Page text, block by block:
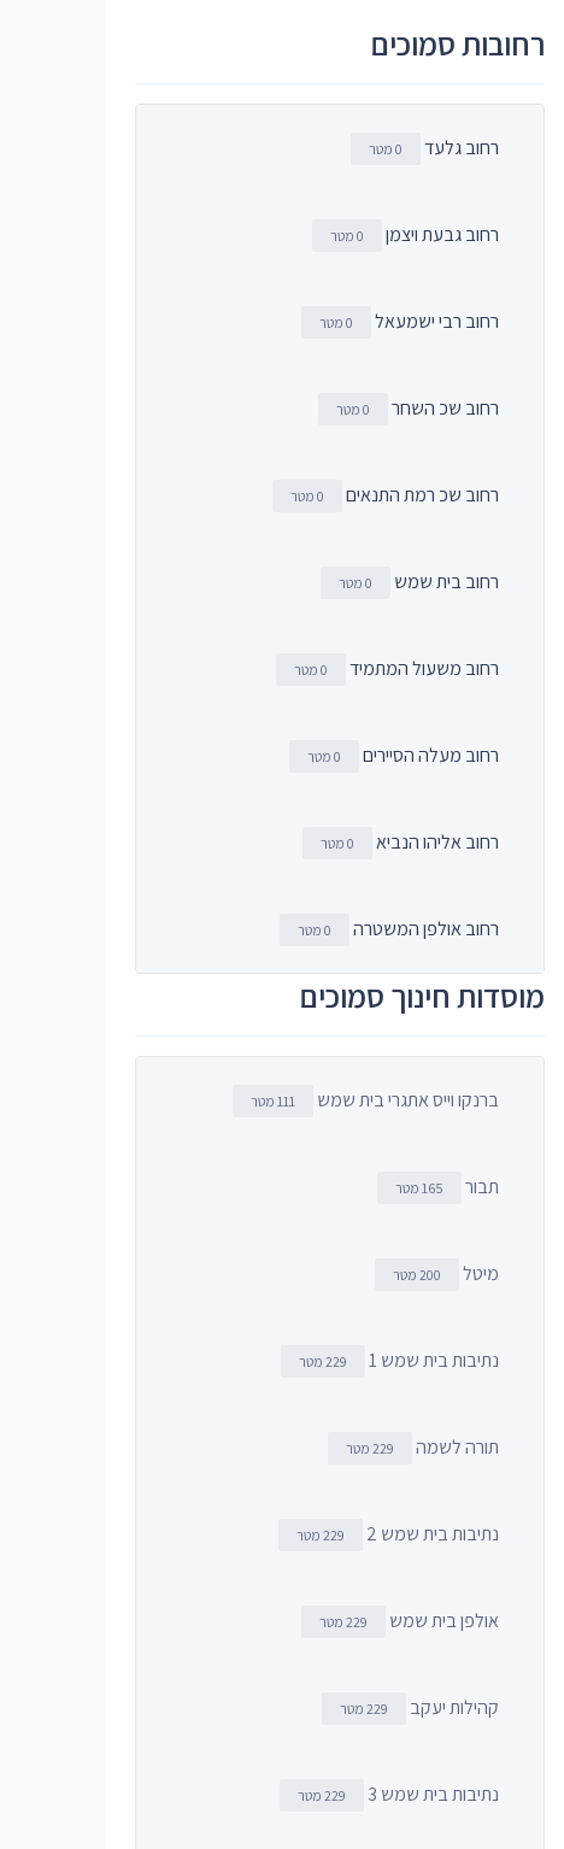
רחובות סמוכים
רחוב גלעד 0 מטר
רחוב גבעת ויצמן 0 מטר
רחוב רבי ישמעאל 0 מטר
רחוב שכ השחר 0 מטר
רחוב שכ רמת התנאים 0 מטר
רחוב בית שמש 0 מטר
רחוב משעול המתמיד 0 מטר
רחוב מעלה הסיירים 0 מטר
רחוב אליהו הנביא 0 מטר
רחוב אולפן המשטרה 0 מטר
מוסדות חינוך סמוכים
ברנקו וייס אתגרי בית שמש 111 מטר
תבור 165 מטר
מיטל 200 מטר
נתיבות בית שמש 1 229 מטר
תורה לשמה 229 מטר
נתיבות בית שמש 2 229 מטר
אולפן בית שמש 229 מטר
קהילות יעקב 229 מטר
נתיבות בית שמש 3 229 מטר